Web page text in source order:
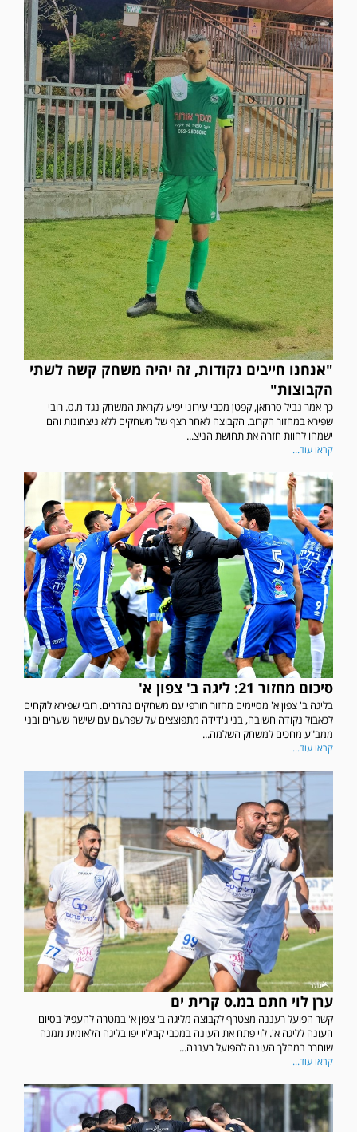
"אנחנו חייבים נקודות, זה יהיה משחק קשה לשתי
הקבוצות"
כך אמר נביל סרחאן, קפטן מכבי עירוני יפיע לקראת המשחק נגד מ.ס. רובי
שפירא במחזור הקרוב. הקבוצה לאחר רצף של משחקים ללא ניצחונות והם
ישמחו לחוות חזרה את תחושת הניצ...
קראו עוד...
סיכום מחזור 21: ליגה ב' צפון א'
בליגה ב' צפון א' מסיימים מחזור חורפי עם משחקים נהדרים. רובי שפירא לוקחים
לכאבול נקודה חשובה, בני ג'דידה מתפוצצים על שפרעם עם שישה שערים ובני
ממב"ע מחכים למשחק השלמה...
קראו עוד...
ערן לוי חתם במ.ס קרית ים
קשר הפועל רעננה מצטרף לקבוצה מליגה ב' צפון א' במטרה להעפיל בסיום
העונה לליגה א'. לוי פתח את העונה במכבי קביליו יפו בליגה הלאומית ממנה
שוחרר במהלך העונה להפועל רעננה...
קראו עוד...